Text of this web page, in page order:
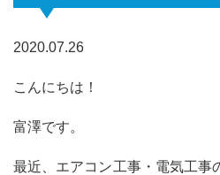
2020.07.26
こんにちは！
富澤です。
最近、エアコン工事・電気工事